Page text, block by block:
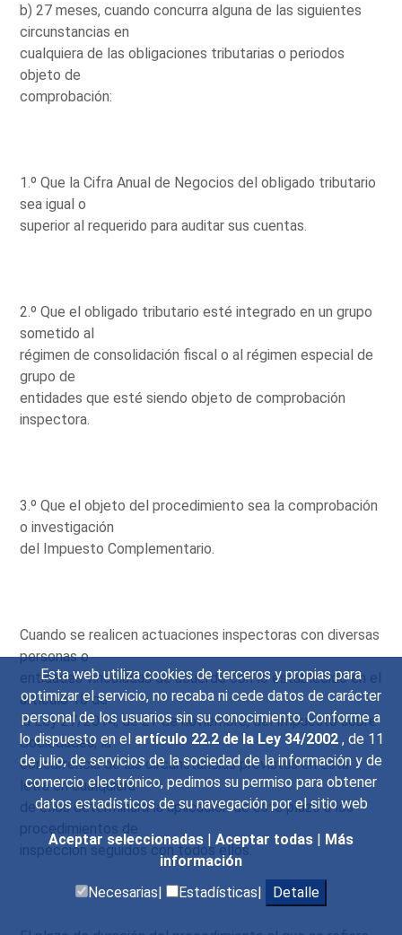
Esta web utiliza cookies de terceros y propias para
optimizar el servicio, no recaba ni cede datos de carácter
personal de los usuarios sin su conocimiento. Conforme a
lo dispuesto en el artículo 22.2 de la Ley 34/2002 , de 11
de julio, de servicios de la sociedad de la información y de
comercio electrónico, pedimos su permiso para obtener
datos estadísticos de su navegación por el sitio web
Aceptar seleccionadas | Aceptar todas | Más
información
Necesarias|
Estadísticas| Detalle
b) 27 meses, cuando concurra alguna de las siguientes
circunstancias en
cualquiera de las obligaciones tributarias o periodos
objeto de
comprobación:
1.º Que la Cifra Anual de Negocios del obligado tributario
sea igual o
superior al requerido para auditar sus cuentas.
2.º Que el obligado tributario esté integrado en un grupo
sometido al
régimen de consolidación fiscal o al régimen especial de
grupo de
entidades que esté siendo objeto de comprobación
inspectora.
3.º Que el objeto del procedimiento sea la comprobación
o investigación
del Impuesto Complementario.
Cuando se realicen actuaciones inspectoras con diversas
personas o
entidades vinculadas de acuerdo con lo establecido en el
artículo 18 de
la Ley 27/2014, de 27 de noviembre, del Impuesto sobre
Sociedades, la
concurrencia de las circunstancias previstas en esta
letra en cualquiera
de ellos determinará la aplicación de este plazo a los
procedimientos de
inspección seguidos con todos ellos.